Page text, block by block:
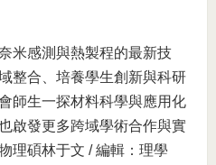
米感測與熱製程的最新技
整合、培養學生創新與科研
師生一探材料科學與應用化
啟發更多跨域學術合作與實
理碩林于文 / 編輯：理學